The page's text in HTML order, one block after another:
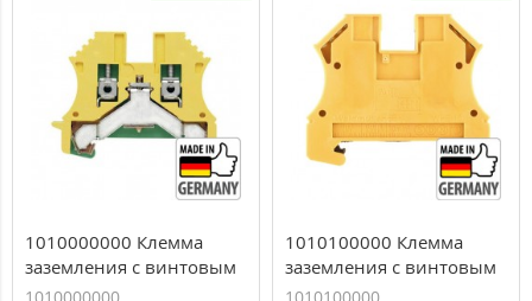
1010000000 Клемма
заземления с винтовым
зажимом Weidmuller WPE
1010100000 Клемма
заземления с винтовым
зажимом Weidmuller WPE